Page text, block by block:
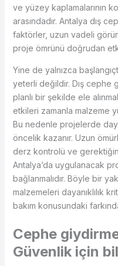
ve yüzey kaplamalarının
arasındadır. Antalya dış
faktörler, uzun vadeli
proje ömrünü doğrudan
Yine de yalnızca
yeterli değildir. Dış cephe
planlı bir şekilde ele
etkileri zamanla malzeme
Bu nedenle projelerde
öncelik kazanır. Uzun
derz kontrolü ve
Antalya’da uygulanacak
bağlanmalıdır. Böyle bir
malzemeleri dayanıklılık
bakım konusundaki
Cephe
Güvenlik için